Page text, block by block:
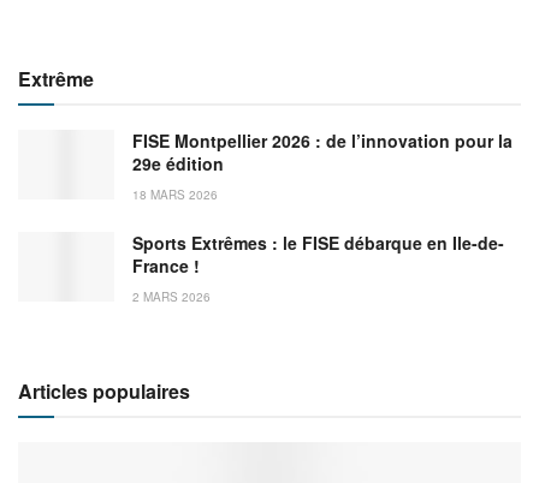
Extrême
FISE Montpellier 2026 : de l’innovation pour la
29e édition
18 MARS 2026
Sports Extrêmes : le FISE débarque en Ile-de-
France !
2 MARS 2026
Articles populaires